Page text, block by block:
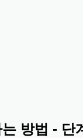
방법 - 단